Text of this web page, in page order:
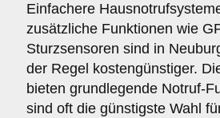
Einfachere
zusätzliche Funktionen wie
Sturzsensoren sind in
der Regel kostengünstiger.
bieten grundlegende Notruf-
sind oft die günstigste Wahl